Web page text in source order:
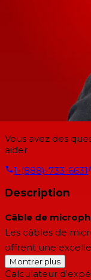
Vous avez des
aider.
1-(888)-733-6631
Description
Câble de
Les câbles de
offrent une
Montrer plus
Calculateur